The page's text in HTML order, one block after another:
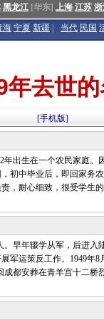
黑龙江 [华东] 上海 江苏
海 宁夏 新疆 当代 民国
年去世
[手机版]
出生在一个农民家庭。
中毕业后，即回家务
，耐心细致，很受学生
年辍学从军，后进入
军运策反工作。1949年
成都安葬在青羊宫十二